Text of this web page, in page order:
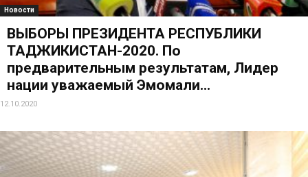
Новости
ВЫБОРЫ ПРЕЗИДЕНТА РЕСПУБЛИКИ
ТАДЖИКИСТАН-2020. По
предварительным результатам, Лидер
нации уважаемый Эмомали...
12.10.2020